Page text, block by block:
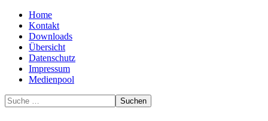
Home
Kontakt
Downloads
Übersicht
Datenschutz
Impressum
Medienpool
Suchen